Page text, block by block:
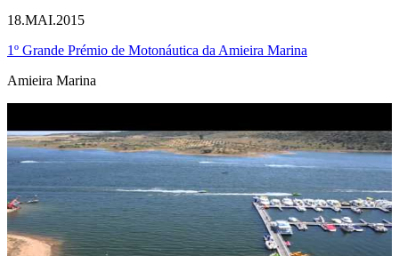
18.MAI.2015
1º Grande Prémio de Motonáutica da Amieira Marina
Amieira Marina